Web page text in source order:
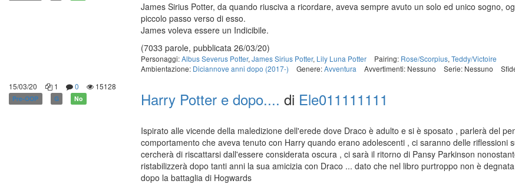
James Sirius Potter, da quando riusciva a ricordare, aveva sempre avuto un solo ed unico sogno,
piccolo passo verso di esso.
James voleva essere un Indicibile.
(7033 parole, pubblicata 26/03/20)
Personaggi:Albus Severus Potter, James Sirius Potter, Lily Luna Potter Pairing: Rose/Scorpius, Teddy/Victoire
Ambientazione: Diciannove anni dopo (2017-) Genere:Avventura Avvertimenti: Nessuno Serie: Nessuno
15/03/20
1 0 15128
Pre-OOP G No Harry Potter e dopo.... di Ele011111111
Ispirato alle vicende della maledizione dell'erede dove Draco è adulto e si è sposato , parlerà del
comportamento che aveva tenuto con Harry quando erano adolescenti , ci saranno delle riflessioni
cercherà di riscattarsi dall'essere considerata oscura , ci sarà il ritorno di Pansy Parkinson
ristabilizzerà dopo tanti anni la sua amicizia con Draco ... dato che nel libro purtroppo non è
dopo la battaglia di Hogwards